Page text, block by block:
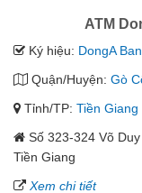
ATM
Ký hiệu: DongA
Quận/Huyện: Gò
Tỉnh/TP: Tiền Giang
Số 323-324 Võ
Tiền Giang
Xem chi tiết